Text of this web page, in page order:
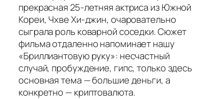
прекрасная 25-летняя актриса из Южной
Кореи, Чхве Хи-джин, очаровательно
сыграла роль коварной соседки. Сюжет
фильма отдаленно напоминает нашу
«Бриллиантовую руку»: несчастный
случай, пробуждение, гипс, только здесь
основная тема — большие деньги, а
конкретно — криптовалюта.